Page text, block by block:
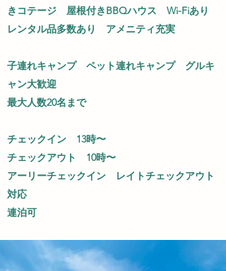
きコテージ 屋根付きBBQハウス Wi-Fiあり
レンタル品多数あり アメニティ充実
子連れキャンプ ペット連れキャンプ グルキ
ャン大歓迎
最大人数20名まで
チェックイン 13時〜
チェックアウト 10時〜
アーリーチェックイン レイトチェックアウト
対応
​連泊可